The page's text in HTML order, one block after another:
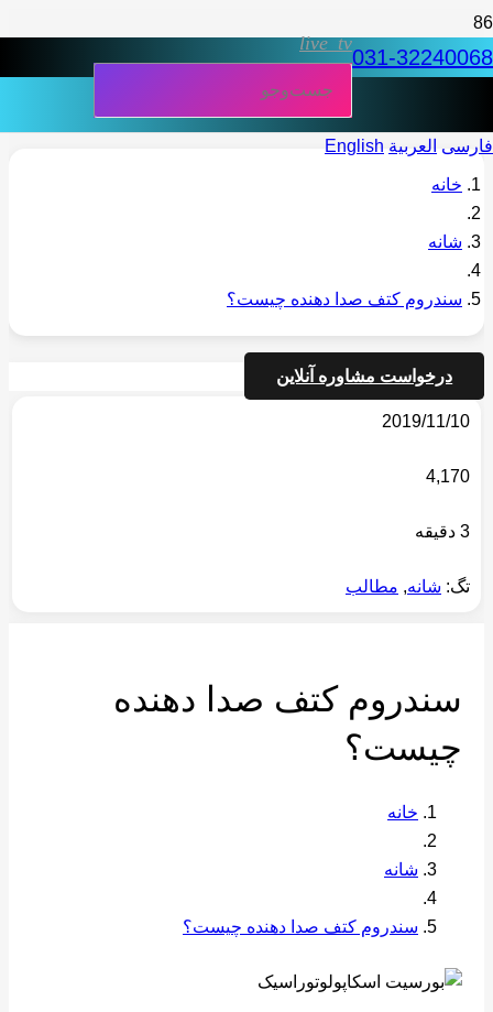
031-32240068
live_tv
فارسی العربية English
خانه
شانه
سندروم کتف صدا دهنده چیست؟
درخواست مشاوره آنلاین
2019/11/10
4,170
3 دقیقه
تگ: شانه, مطالب
سندروم کتف صدا دهنده
چیست؟
خانه
شانه
سندروم کتف صدا دهنده چیست؟